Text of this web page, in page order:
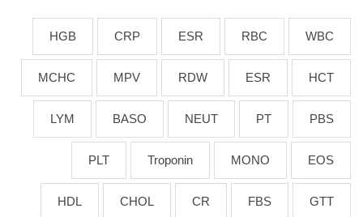
WBC
RBC
ESR
CRP
HGB
HCT
ESR
RDW
MPV
MCHC
PBS
PT
NEUT
BASO
LYM
EOS
MONO
Troponin
PLT
GTT
FBS
CR
CHOL
HDL